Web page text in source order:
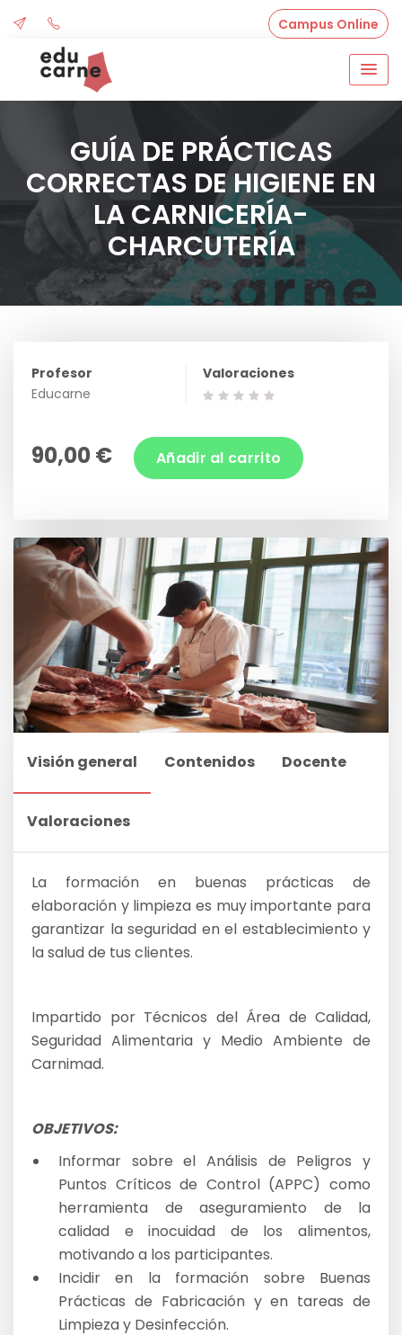
content
Campus Online
GUÍA DE PRÁCTICAS
CORRECTAS DE HIGIENE EN
LA CARNICERÍA-
CHARCUTERÍA
Profesor
Educarne
Valoraciones
90,00 € Añadir al carrito
Visión general Contenidos Docente
Valoraciones
La formación en buenas prácticas de
elaboración y limpieza es muy importante para
garantizar la seguridad en el establecimiento y
la salud de tus clientes.
Impartido por Técnicos del Área de Calidad,
Seguridad Alimentaria y Medio Ambiente de
Carnimad.
OBJETIVOS:
Informar sobre el Análisis de Peligros y
Puntos Críticos de Control (APPC) como
herramienta de aseguramiento de la
calidad e inocuidad de los alimentos,
motivando a los participantes.
Incidir en la formación sobre Buenas
Prácticas de Fabricación y en tareas de
Limpieza y Desinfección.